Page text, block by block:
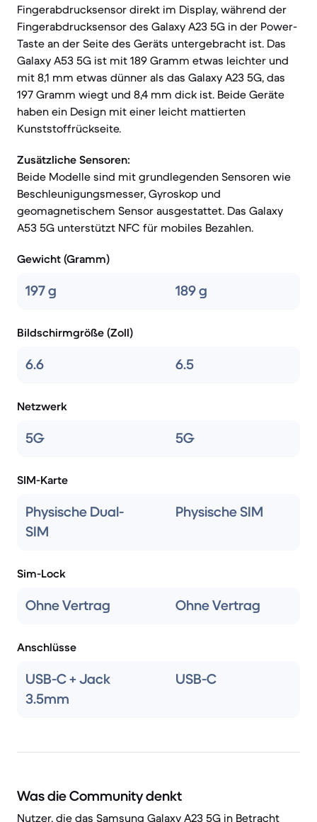
Fingerabdrucksensor direkt im Display, während der
Fingerabdrucksensor des Galaxy A23 5G in der Power-
Taste an der Seite des Geräts untergebracht ist. Das
Galaxy A53 5G ist mit 189 Gramm etwas leichter und
mit 8,1 mm etwas dünner als das Galaxy A23 5G, das
197 Gramm wiegt und 8,4 mm dick ist. Beide Geräte
haben ein Design mit einer leicht mattierten
Kunststoffrückseite.
Zusätzliche Sensoren:
Beide Modelle sind mit grundlegenden Sensoren wie
Beschleunigungsmesser, Gyroskop und
geomagnetischem Sensor ausgestattet. Das Galaxy
A53 5G unterstützt NFC für mobiles Bezahlen.
Gewicht (Gramm)
197 g 189 g
Bildschirmgröße (Zoll)
6.6 6.5
Netzwerk
5G 5G
SIM-Karte
Physische Dual-
SIM
Physische SIM
Sim-Lock
Ohne Vertrag Ohne Vertrag
Anschlüsse
USB-C + Jack
3.5mm
USB-C
Was die Community denkt
Nutzer, die das Samsung Galaxy A23 5G in Betracht